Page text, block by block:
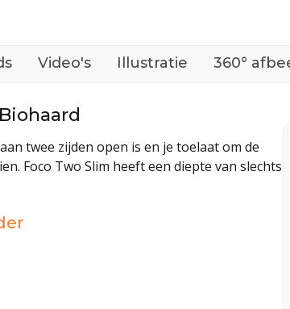
Video's Illustratie 360°
twee zijden open is en je toelaat om de
Foco Two Slim heeft een diepte van slechts